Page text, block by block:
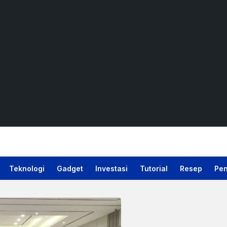
Teknologi Gadget Investasi Tutorial Resep